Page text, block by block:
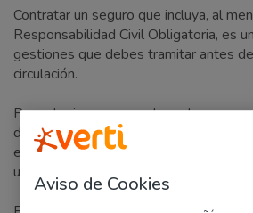
Contratar un seguro que incluya, al
Responsabilidad Civil Obligatoria, es
gestiones que debes tramitar antes
circulación.
Para elegir un seguro de coche nuevo
disfrutar del vehículo sin
en cuenta las características
un coche recién estrenado.
Aviso de Cookies